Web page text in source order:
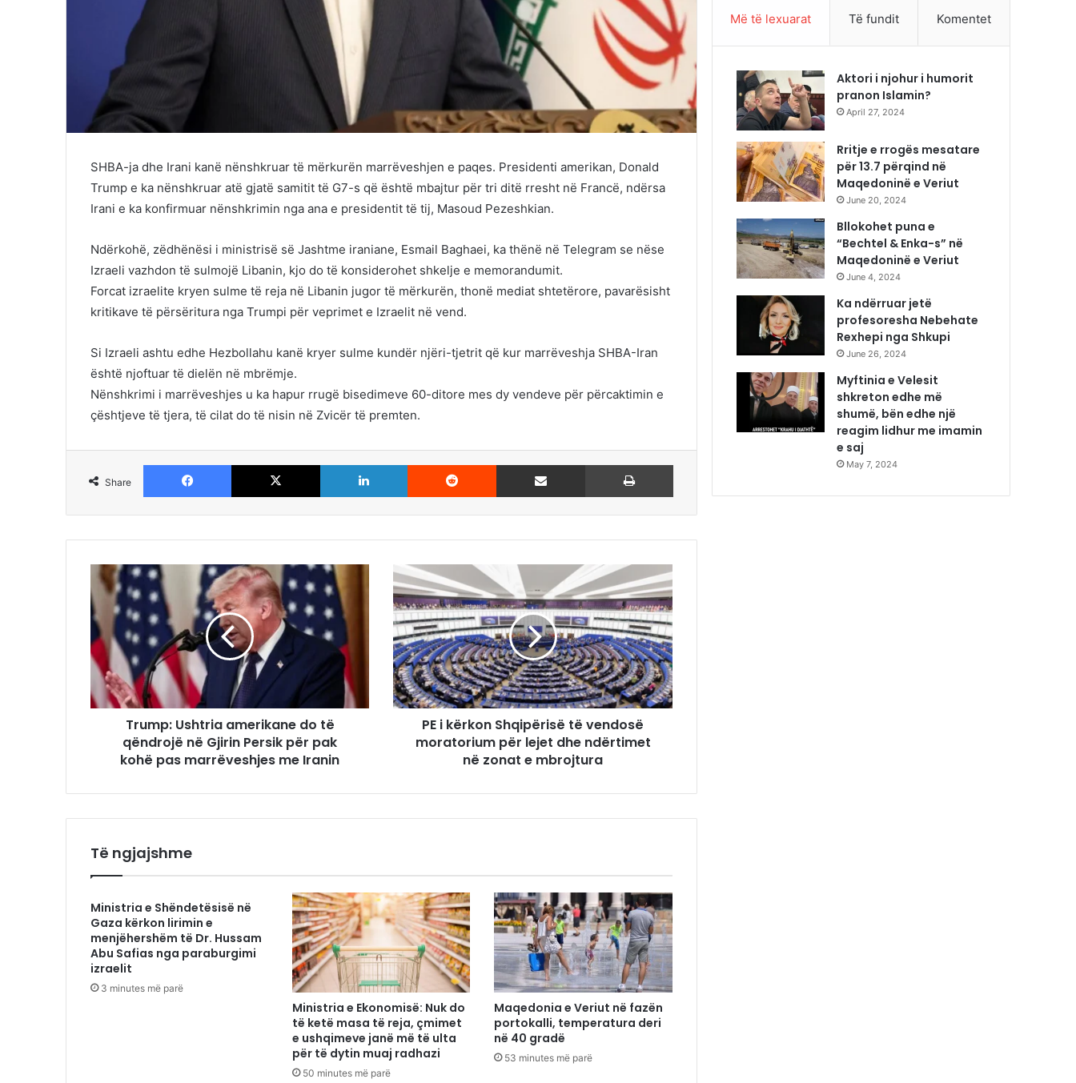
SHBA-ja dhe Irani kanë nënshkruar të mërkurën marrëveshjen e paqes. Presidenti amerikan, Donald
Trump e ka nënshkruar atë gjatë samitit të G7-s që është mbajtur për tri ditë rresht në Francë, ndërsa
Irani e ka konfirmuar nënshkrimin nga ana e presidentit të tij, Masoud Pezeshkian.
Ndërkohë, zëdhënësi i ministrisë së Jashtme iraniane, Esmail Baghaei, ka thënë në Telegram se nëse
Izraeli vazhdon të sulmojë Libanin, kjo do të konsiderohet shkelje e memorandumit.
Forcat izraelite kryen sulme të reja në Libanin jugor të mërkurën, thonë mediat shtetërore, pavarësisht
kritikave të përsëritura nga Trumpi për veprimet e Izraelit në vend.
Si Izraeli ashtu edhe Hezbollahu kanë kryer sulme kundër njëri-tjetrit që kur marrëveshja SHBA-Iran
është njoftuar të dielën në mbrëmje.
Nënshkrimi i marrëveshjes u ka hapur rrugë bisedimeve 60-ditore mes dy vendeve për përcaktimin e
çështjeve të tjera, të cilat do të nisin në Zvicër të premten.
Share
Facebook X LinkedIn Reddit Share via Email
Trump: Ushtria amerikane do të
qëndrojë në Gjirin Persik për pak
kohë pas marrëveshjes me Iranin
PE i kërkon Shqipërisë të vendosë
moratorium për lejet dhe ndërtimet
në zonat e mbrojtura
Të ngjajshme
Ministria e Shëndetësisë në
Gaza kërkon lirimin e
menjëhershëm të Dr. Hussam
Abu Safias nga paraburgimi
izraelit
3 minutes më parë
Ministria e Ekonomisë: Nuk do
të ketë masa të reja, çmimet
e ushqimeve janë më të ulta
për të dytin muaj radhazi
50 minutes më parë
Maqedonia e Veriut në fazën
portokalli, temperatura deri
në 40 gradë
53 minutes më parë
Më të lexuarat Të fundit Komentet
Aktori i njohur i humorit
pranon Islamin?
April 27, 2024
Rritje e rrogës mesatare
për 13.7 përqind në
Maqedoninë e Veriut
June 20, 2024
Bllokohet puna e
“Bechtel & Enka-s” në
Maqedoninë e Veriut
June 4, 2024
Ka ndërruar jetë
profesoresha Nebehate
Rexhepi nga Shkupi
June 26, 2024
Myftinia e Velesit
shkreton edhe më
shumë, bën edhe një
reagim lidhur me imamin
e saj
May 7, 2024